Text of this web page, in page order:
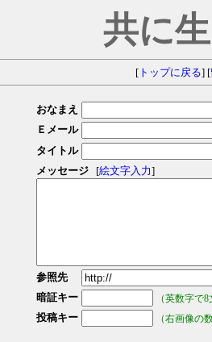
共に
[トップに戻る] [
おなまえ
Ｅメール
タイトル
メッセージ
[絵文字入力]
参照先
暗証キー
（英数字で
投稿キー （右画像の